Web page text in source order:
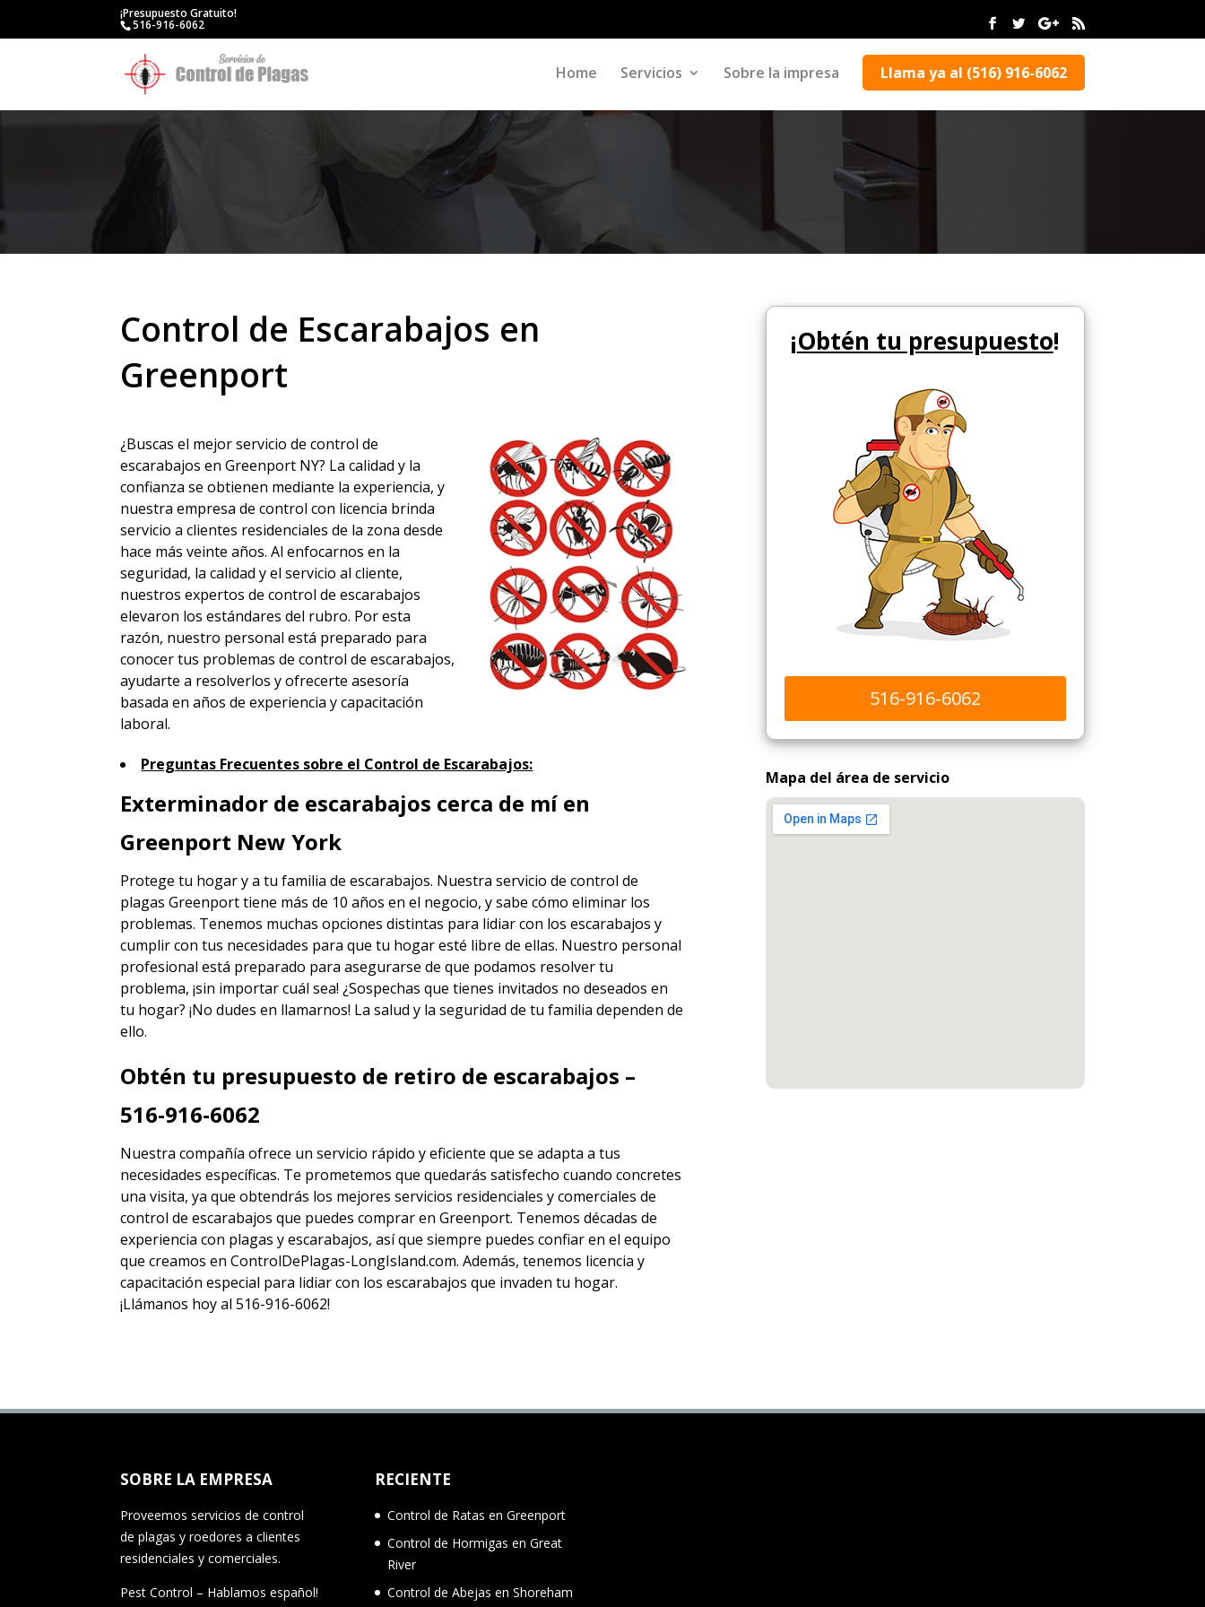
¡Presupuesto Gratuito!
516-916-6062
Home Servicios Sobre la impresa Llama ya al (516) 916-6062
Control de Escarabajos en
Greenport
¿Buscas el mejor servicio de control de
escarabajos en Greenport NY? La calidad y la
confianza se obtienen mediante la experiencia, y
nuestra empresa de control con licencia brinda
servicio a clientes residenciales de la zona desde
hace más veinte años. Al enfocarnos en la
seguridad, la calidad y el servicio al cliente,
nuestros expertos de control de escarabajos
elevaron los estándares del rubro. Por esta
razón, nuestro personal está preparado para
conocer tus problemas de control de escarabajos,
ayudarte a resolverlos y ofrecerte asesoría
basada en años de experiencia y capacitación
laboral.
Preguntas Frecuentes sobre el Control de Escarabajos:
Exterminador de escarabajos cerca de mí en
Greenport New York
Protege tu hogar y a tu familia de escarabajos. Nuestra servicio decontrol de
plagas Greenporttiene más de 10 años en el negocio, y sabe cómo eliminar los
problemas. Tenemos muchas opciones distintas para lidiar con los escarabajos y
cumplir con tus necesidades para que tu hogar esté libre de ellas. Nuestro personal
profesional está preparado para asegurarse de que podamos resolver tu
problema, ¡sin importar cuál sea! ¿Sospechas que tienes invitados no deseados en
tu hogar? ¡No dudes en llamarnos! La salud y la seguridad de tu familia dependen de
ello.
Obtén tu presupuesto de retiro de escarabajos –
516-916-6062
Nuestra compañía ofrece un servicio rápido y eficiente que se adapta a tus
necesidades específicas. Te prometemos que quedarás satisfecho cuando concretes
una visita, ya que obtendrás los mejoresservicios residenciales y comerciales de
control de escarabajos que puedes comprar en Greenport. Tenemos décadas de
experiencia con plagas y escarabajos, así que siempre puedesconfiar en el equipo
que creamos en ControlDePlagas-LongIsland.com. Además, tenemos licencia y
capacitación especial para lidiar con los escarabajos que invaden tu hogar.
¡Llámanos hoy al 516-916-6062!
¡Obtén tu presupuesto!
516-916-6062
Mapa del área de servicio
SOBRE LA EMPRESA
Proveemos servicios de control
de plagas y roedores a clientes
residenciales y comerciales.
Pest Control – Hablamos español!
RECIENTE
Control de Ratas en Greenport
Control de Hormigas en Great
River
Control de Abejas en Shoreham